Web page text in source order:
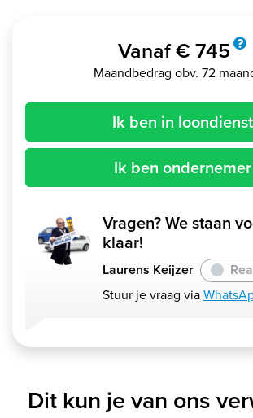
Vanaf € 745
Maandbedrag obv. 72
Ik ben in loondienst
Ik ben ondernemer
Vragen? We staan
klaar!
Laurens Keijzer
Stuur je vraag via
Dit kun je van ons